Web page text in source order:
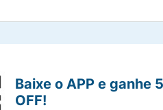
Baixe o APP e ganhe
OFF!